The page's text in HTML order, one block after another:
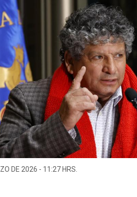
DE 2026 - 11:27 HRS.